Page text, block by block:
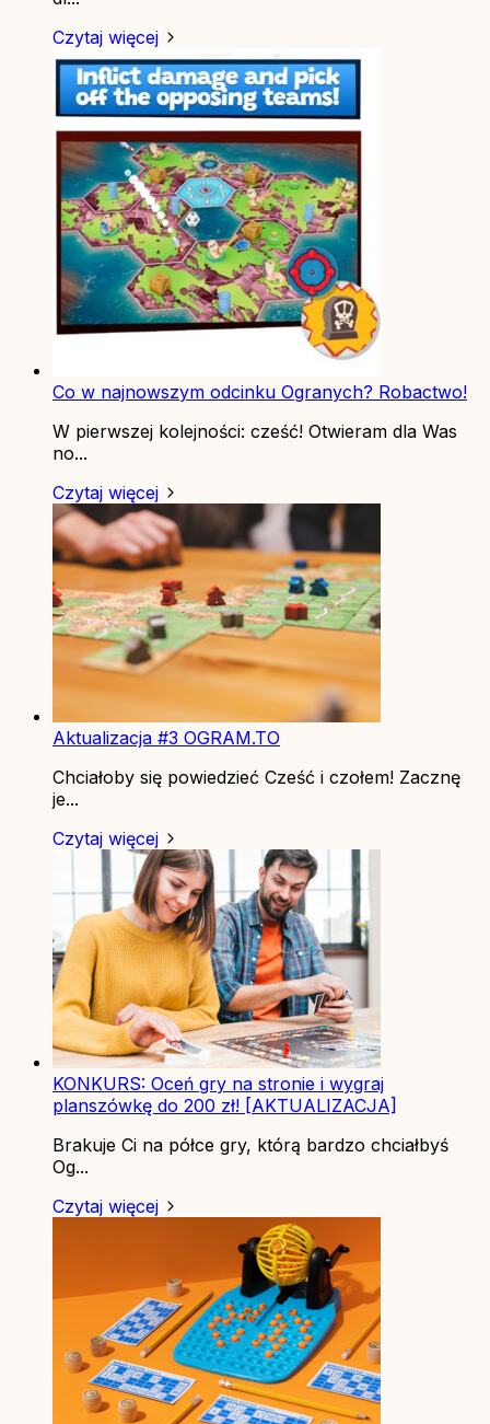
Czytaj więcej
Co w najnowszym odcinku Ogranych? Robactwo!
W pierwszej kolejności: cześć! Otwieram dla Was
no...
Czytaj więcej
Aktualizacja #3 OGRAM.TO
Chciałoby się powiedzieć Cześć i czołem! Zacznę
je...
Czytaj więcej
KONKURS: Oceń gry na stronie i wygraj
planszówkę do 200 zł! [AKTUALIZACJA]
Brakuje Ci na półce gry, którą bardzo chciałbyś
Og...
Czytaj więcej